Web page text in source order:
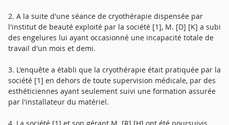
2. A la suite d'une séance de cryothérapie dispensée par
l'institut de beauté exploité par la société [1], M. [D] [K] a subi
des engelures lui ayant occasionné une incapacité totale de
travail d'un mois et demi.
3. L'enquête a établi que la cryothérapie était pratiquée par la
société [1] en dehors de toute supervision médicale, par des
esthéticiennes ayant seulement suivi une formation assurée
par l'installateur du matériel.